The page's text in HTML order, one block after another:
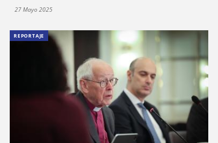
27 Mayo 2025
REPORTAJE